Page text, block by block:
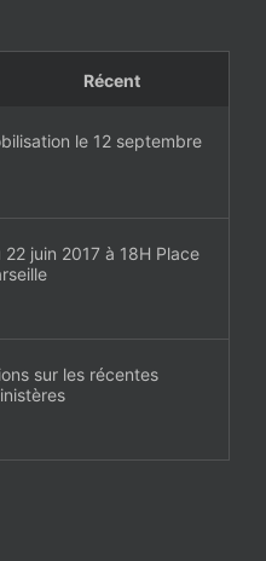
Récent
le 12 septembre
juin 2017 à 18H Place
sur les récentes